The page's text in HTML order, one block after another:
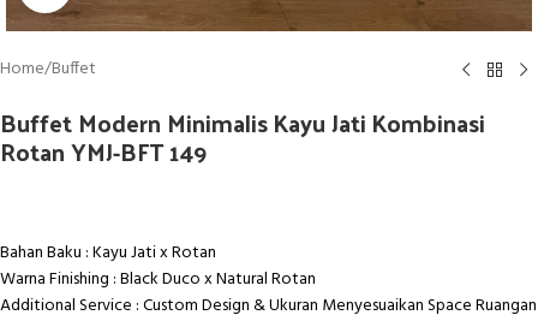
Home/Buffet
Buffet Modern Minimalis Kayu Jati Kombinasi
Rotan YMJ-BFT 149
Bahan Baku : Kayu Jati x Rotan
Warna Finishing : Black Duco x Natural Rotan
Additional Service : Custom Design & Ukuran Menyesuaikan Space Ruangan